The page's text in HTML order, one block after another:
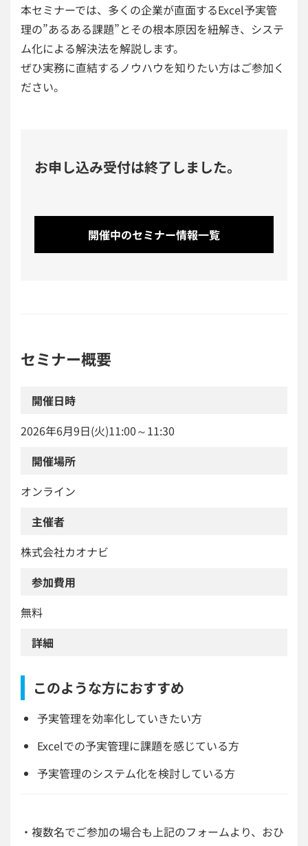
本セミナーでは、多くの企業が直面するExcel予実管
理の”あるある課題”とその根本原因を紐解き、システ
ム化による解決法を解説します。
ぜひ実務に直結するノウハウを知りたい方はご参加く
ださい。
お申し込み受付は終了しました。
開催中のセミナー情報一覧
セミナー概要
開催日時
2026年6月9日(火)11:00～11:30
開催場所
オンライン
主催者
株式会社カオナビ
参加費用
無料
詳細
このような方におすすめ
予実管理を効率化していきたい方
Excelでの予実管理に課題を感じている方
予実管理のシステム化を検討している方
・複数名でご参加の場合も上記のフォームより、おひ